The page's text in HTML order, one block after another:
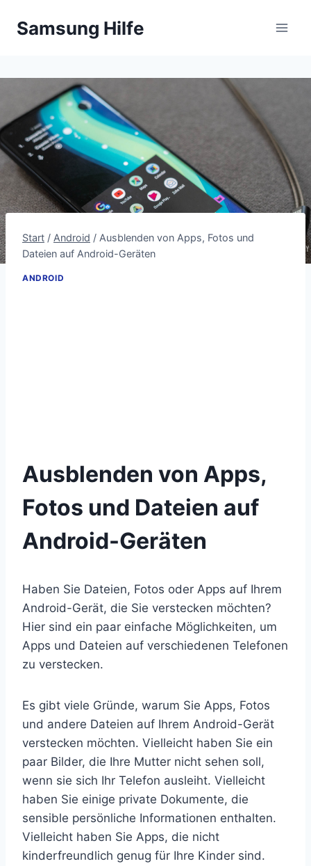
InhaltSamsung Hilfe
Start / Android / Ausblenden von Apps, Fotos und
Dateien auf Android-Geräten
ANDROID
Ausblenden von Apps,
Fotos und Dateien auf
Android-Geräten
Haben Sie Dateien, Fotos oder Apps auf Ihrem
Android-Gerät, die Sie verstecken möchten?
Hier sind ein paar einfache Möglichkeiten, um
Apps und Dateien auf verschiedenen Telefonen
zu verstecken.
Es gibt viele Gründe, warum Sie Apps, Fotos
und andere Dateien auf Ihrem Android-Gerät
verstecken möchten. Vielleicht haben Sie ein
paar Bilder, die Ihre Mutter nicht sehen soll,
wenn sie sich Ihr Telefon ausleiht. Vielleicht
haben Sie einige private Dokumente, die
sensible persönliche Informationen enthalten.
Vielleicht haben Sie Apps, die nicht
kinderfreundlich genug für Ihre Kinder sind.